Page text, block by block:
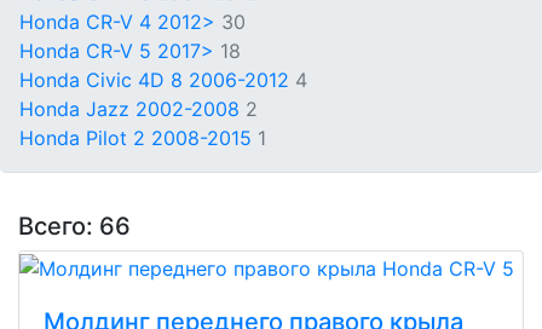
Honda CR-V 4 2012> 30
Honda CR-V 5 2017> 18
Honda Civic 4D 8 2006-2012 4
Honda Jazz 2002-2008 2
Honda Pilot 2 2008-2015 1
Всего: 66
Молдинг переднего правого крыла